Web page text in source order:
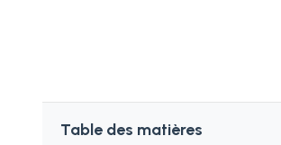
Table des matières